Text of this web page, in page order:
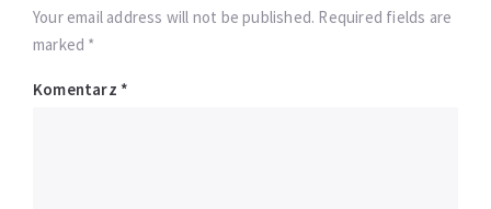
Your email address will not be published. Required fields are
marked *
Komentarz *